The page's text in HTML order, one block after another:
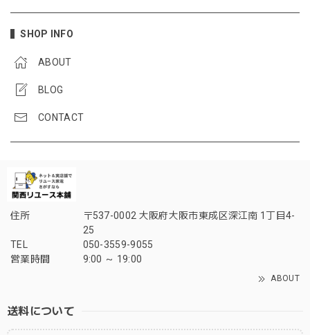
SHOP INFO
ABOUT
BLOG
CONTACT
住所
〒537-0002 大阪府大阪市東成区深江南 1丁目4-
25
TEL
050-3559-9055
営業時間
9:00 ～ 19:00
ABOUT
送料について